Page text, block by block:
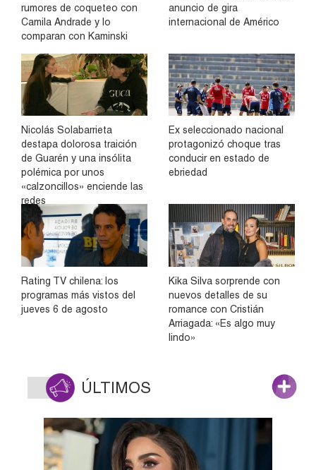
rumores de coqueteo con
Camila Andrade y lo
comparan con Kaminski
anuncio de gira
internacional de Américo
Nicolás Solabarrieta
destapa dolorosa traición
de Guarén y una insólita
polémica por unos
«calzoncillos» enciende las
redes
Ex seleccionado nacional
protagonizó choque tras
conducir en estado de
ebriedad
Rating TV chilena: los
programas más vistos del
jueves 6 de agosto
Kika Silva sorprende con
nuevos detalles de su
romance con Cristián
Arriagada: «Es algo muy
lindo»
ÚLTIMOS